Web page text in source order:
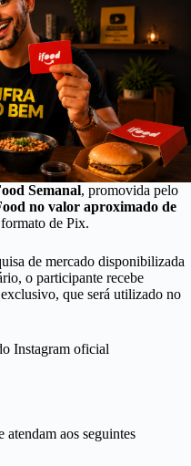
Semanal, promovida pelo
no valor aproximado de
de Pix.
de mercado disponibilizada
o participante recebe
que será utilizado no
Instagram oficial
atendam aos seguintes